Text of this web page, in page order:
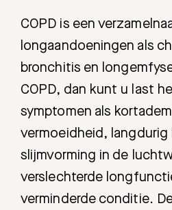
COPD is een
longaandoeningen als
bronchitis en
COPD, dan kunt u last
symptomen als
vermoeidheid,
slijmvorming in de
verslechterde
verminderde conditie.